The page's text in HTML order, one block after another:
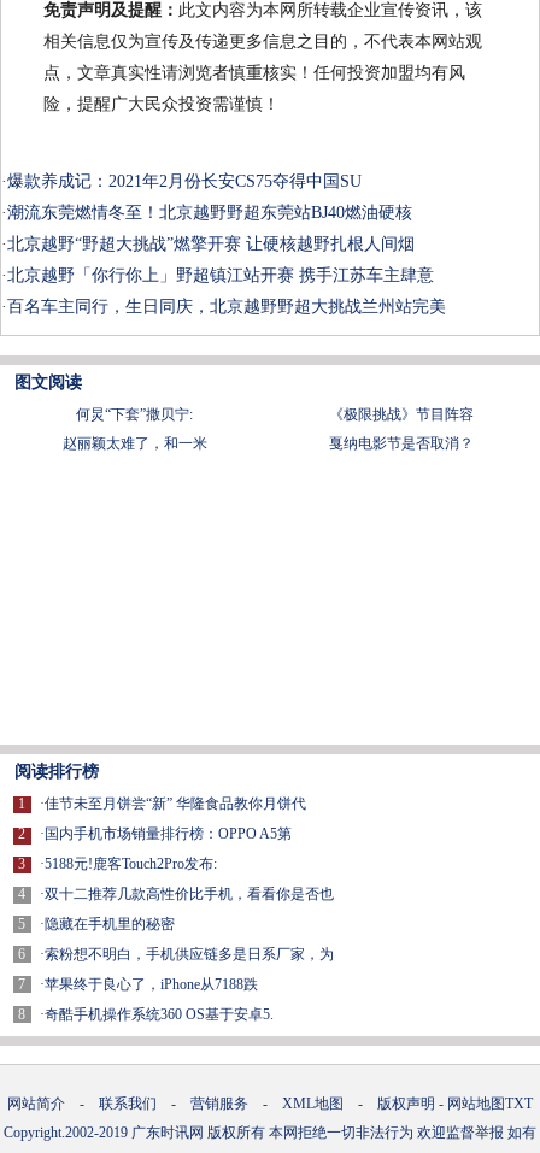
免责声明及提醒： 此文内容为本网所转载企业宣传资讯，该
相关信息仅为宣传及传递更多信息之目的，不代表本网站观
点，文章真实性请浏览者慎重核实！任何投资加盟均有风
险，提醒广大民众投资需谨慎！
·爆款养成记：2021年2月份长安CS75夺得中国SU
·潮流东莞燃情冬至！北京越野野超东莞站BJ40燃油硬核
·北京越野“野超大挑战”燃擎开赛 让硬核越野扎根人间烟
·北京越野「你行你上」野超镇江站开赛 携手江苏车主肆意
·百名车主同行，生日同庆，北京越野野超大挑战兰州站完美
图文阅读
何炅“下套”撒贝宁:
《极限挑战》节目阵容
赵丽颖太难了，和一米
戛纳电影节是否取消？
阅读排行榜
1
2
3
4
5
6
7
8
·佳节未至月饼尝“新” 华隆食品教你月饼代
·国内手机市场销量排行榜：OPPO A5第
·5188元!鹿客Touch2Pro发布:
·双十二推荐几款高性价比手机，看看你是否也
·隐藏在手机里的秘密
·索粉想不明白，手机供应链多是日系厂家，为
·苹果终于良心了，iPhone从7188跌
·奇酷手机操作系统360 OS基于安卓5.
网站简介 - 联系我们 - 营销服务 - XML地图 - 版权声明 - 网站地图TXT
Copyright.2002-2019 广东时讯网 版权所有 本网拒绝一切非法行为 欢迎监督举报 如有